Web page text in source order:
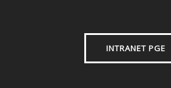
INTRANET PGE